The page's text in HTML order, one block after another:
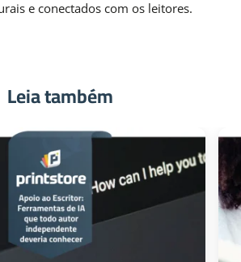
e conectados com os leitores.
Leia também